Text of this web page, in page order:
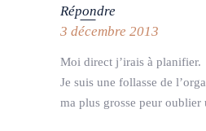
Répondre
3 décembre 2013
Moi direct j’irais à planifier.
Je suis une follasse de
ma plus grosse peur oublier